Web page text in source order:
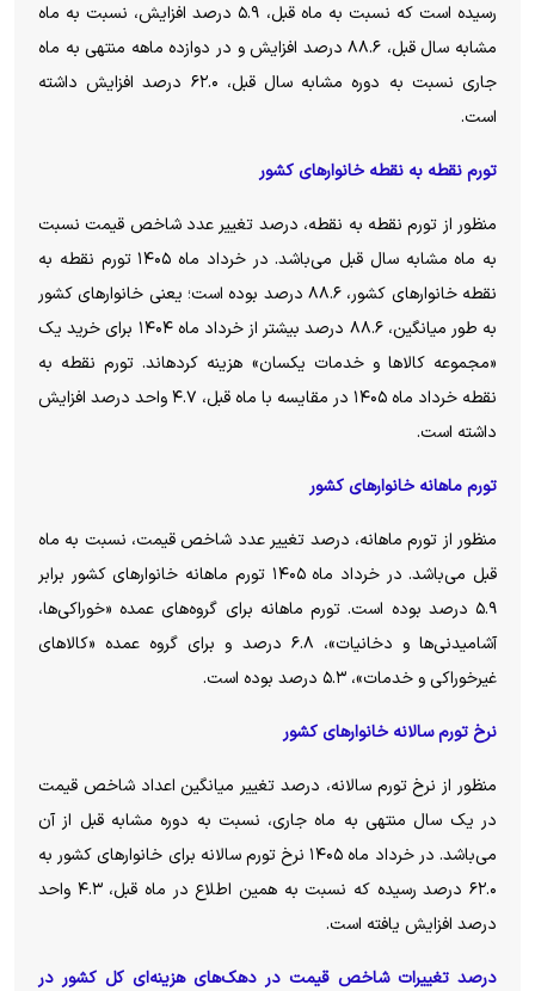
رسیده است که نسبت به ماه قبل، ۵.۹ درصد افزایش، نسبت به ماه
مشابه سال قبل، ۸۸.۶ درصد افزایش و در دوازده ماهه منتهی به ماه
جاری نسبت به دوره مشابه سال قبل، ۶۲.۰ درصد افزایش داشته
است.
تورم نقطه به نقطه خانوار‌های کشور
منظور از تورم نقطه به نقطه، درصد تغییر عدد شاخص قیمت نسبت
به ماه مشابه سال قبل می‌باشد. در خرداد ماه ۱۴۰۵ تورم نقطه به
نقطه خانوار‌های کشور، ۸۸.۶ درصد بوده است؛ یعنی خانوار‌های کشور
به طور میانگین، ۸۸.۶ درصد بیشتر از خرداد ماه ۱۴۰۴ برای خرید یک
«مجموعه کالا‌ها و خدمات یکسان» هزینه کرده­اند. تورم نقطه به
نقطه خرداد ماه ۱۴۰۵ در مقایسه با ماه قبل، ۴.۷ واحد درصد افزایش
داشته است.
تورم ماهانه خانوار‌های کشور
منظور از تورم ماهانه، درصد تغییر عدد شاخص قیمت، نسبت به ماه
قبل می‌باشد. در خرداد ماه ۱۴۰۵ تورم ماهانه خانوار‌های کشور برابر
۵.۹ درصد بوده است. تورم ماهانه برای گروه‌های عمده «خوراکی‌ها،
آشامیدنی‌ها و دخانیات»، ۶.۸ درصد و برای گروه عمده «کالا‌های
غیرخوراکی و خدمات»، ۵.۳ درصد بوده است.
نرخ تورم سالانه خانوار‌های کشور
منظور از نرخ تورم سالانه، درصد تغییر میانگین اعداد شاخص قیمت
در یک سال منتهی به ماه جاری، نسبت به دوره مشابه قبل از آن
می‌باشد. در خرداد ماه ۱۴۰۵ نرخ تورم سالانه برای خانوار‌های کشور به
۶۲.۰ درصد رسیده که نسبت به همین اطلاع در ماه قبل، ۴.۳ واحد
درصد افزایش یافته است.
درصد تغییرات شاخص قیمت در دهک‌های هزینه‌ای کل کشور در